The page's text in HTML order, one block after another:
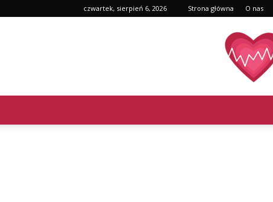
czwartek, sierpień 6, 2026 Strona główna O nas